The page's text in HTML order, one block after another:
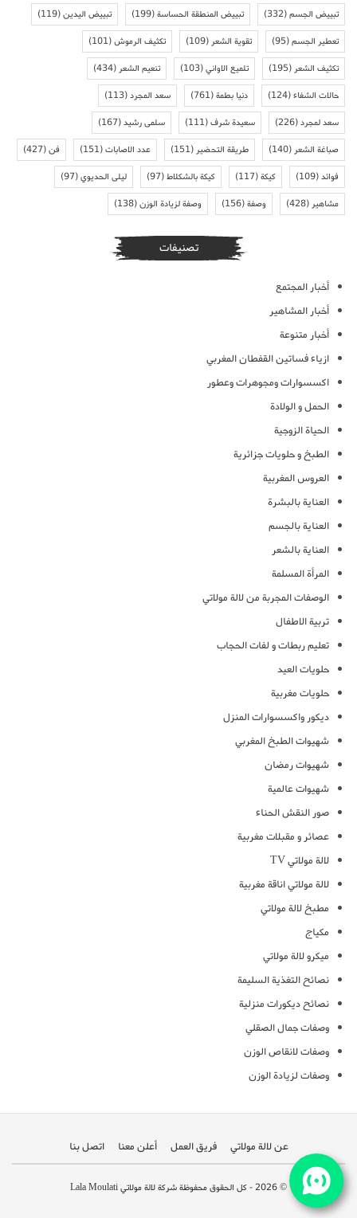
تبييض الجسم(332) تبييض المنطقة الحساسة(199) تبييض اليدين(119)
تعطير الجسم(95) تقوية الشعر(109) تكثيف الرموش(101)
تكثيف الشعر(195) تلميع الاواني(103) تنعيم الشعر(434)
حالات الشفاء(124) دنيا بطمة(761) سعد المجرد(113)
سعد لمجرد(226) سعيدة شرف(111) سلمى رشيد(167)
صباغة الشعر(140) طريقة التحضير(151) عدد الاصابات(151) فن(427)
فوائد(109) كيكة(117) كيكة بالشكلاط(97) ليلى الحديوي(97)
مشاهير(428) وصفة(156) وصفة لزيادة الوزن(138)
تصنيفات
أخبار المجتمع
أخبار المشاهير
أخبار متنوعة
ازياء فساتين القفطان المغربي
اكسسوارات ومجوهرات وعطور
الحمل و الولادة
الحياة الزوجية
الطبخ و حلويات جزائرية
العروس المغربية
العناية بالبشرة
العناية بالجسم
العناية بالشعر
المرأة المسلمة
الوصفات المجربة من لالة مولاتي
تربية الاطفال
تعليم ربطات و لفات الحجاب
حلويات العيد
حلويات مغربية
ديكور واكسسوارات المنزل
شهيوات الطبخ المغربي
شهيوات رمضان
شهيوات عالمية
صور النقش الحناء
عصائر و مقبلات مغربية
لالة مولاتي TV
لالة مولاتي اناقة مغربية
مطبخ لالة مولاتي
مكياج
ميكرو لالة مولاتي
نصائح التغذية السليمة
نصائح ديكورات منزلية
وصفات جمال الصقلي
وصفات لانقاص الوزن
وصفات لزيادة الوزن
عن لالة مولاتي فريق العمل أعلن معنا اتصل بنا
© 2026 - كل الحقوق محفوظة شركة لالة مولاتي Lala Moulati